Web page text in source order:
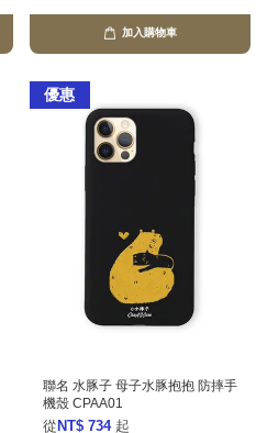
加入購物車
優惠
聯名 水豚子 母子水豚抱抱 防摔手
機殼 CPAA01
從 NT$ 734 起